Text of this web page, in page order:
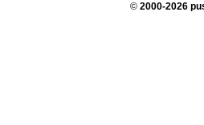
© 2000-2026